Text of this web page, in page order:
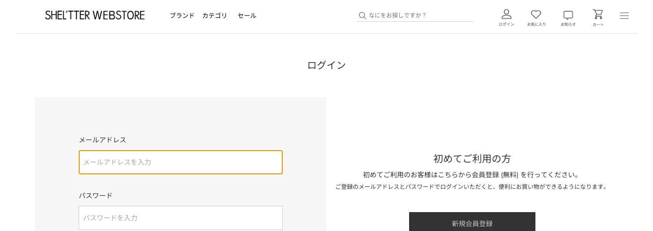
ブランド カテゴリ セール
ログイン
メールアドレス
パスワード
初めてご利用の方
初めてご利用のお客様はこちらから会員登録 (無料) を行ってください。
ご登録のメールアドレスとパスワードでログインいただくと、便利にお買い物ができるようになります。